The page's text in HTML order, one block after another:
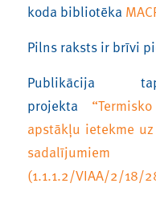
koda bibliotēka
Pilns raksts ir brīvi
Publikācija
projekta
apstākļu ietekme
sadalījumiem
(1.1.1.2/VIAA/2/18/